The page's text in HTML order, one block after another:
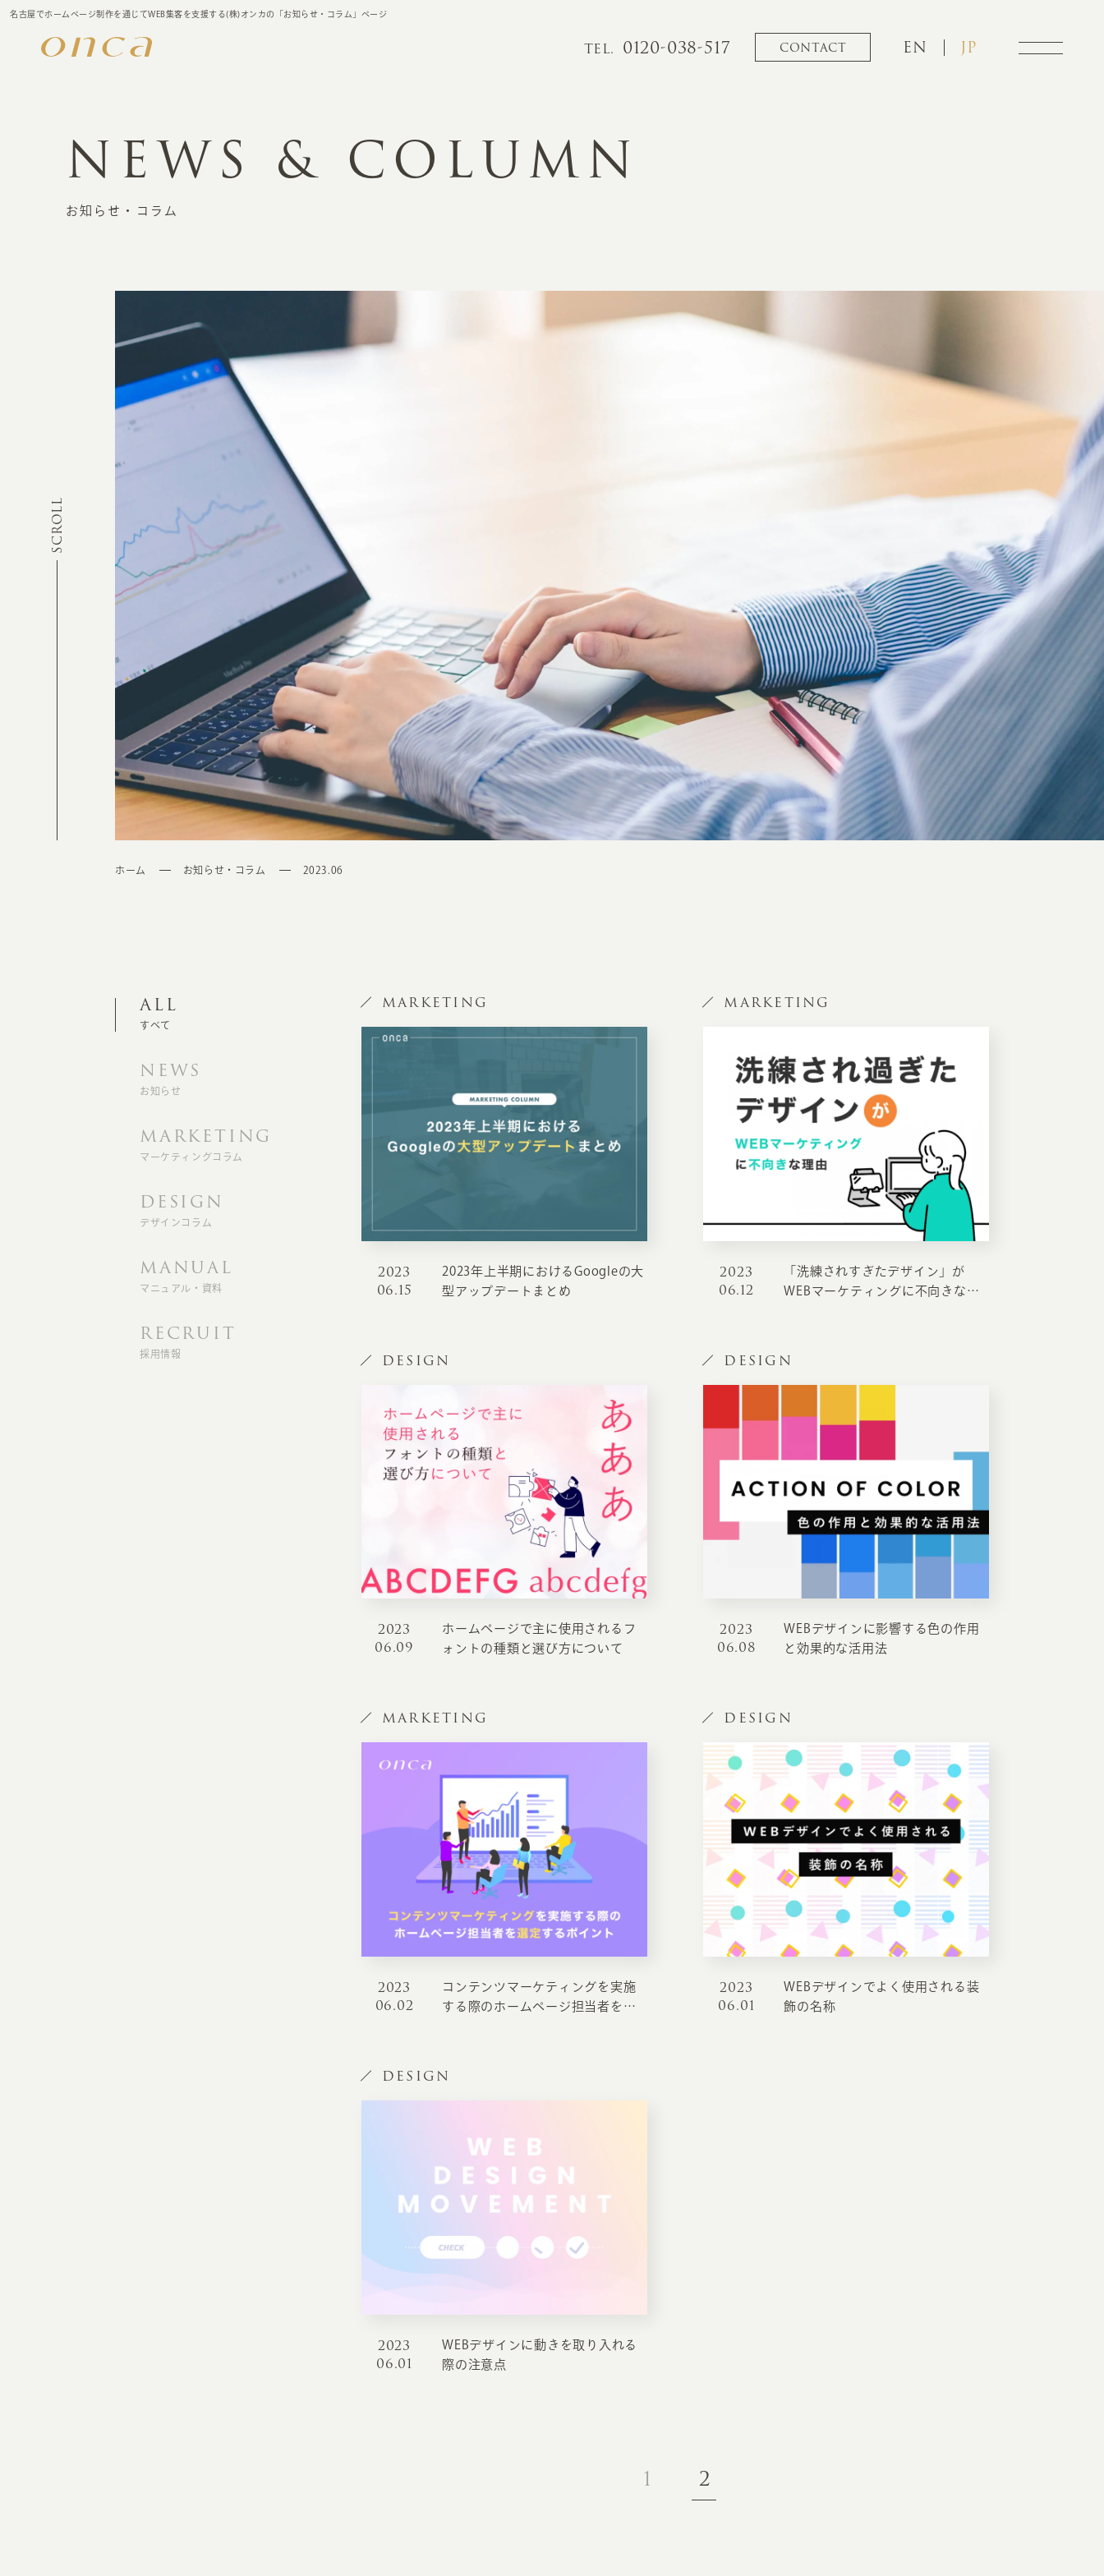
名古屋でホームページ制作を通じてWEB集客を支援する(株)オンカの「お知らせ・コラム」ページ
TEL. 0120-038-517 CONTACT EN JP
INFORMATION
制作実績
ホームページ集客の重要性
ホームページ制作の流れ
お知らせ・コラム
ABOUT
オフィス紹介・会社概要
CREATION
クライアント専属チームによる戦略会議
WEB専門のライターがすべての原稿を執筆
コンバージョン率・UI/UXを高めるデザイン
最新かつ正しい方法のSEO対策
あらゆる閲覧環境を想定したレスポンシブデザイン
MARKETING
ホームページ制作後の運用
ユーザーをファン化する
NEWS & COLUMN
お知らせ・コラム
SCROLL
ホーム お知らせ・コラム 2023.06
ALL
すべて
NEWS
お知らせ
MARKETING
マーケティングコラム
DESIGN
デザインコラム
MANUAL
マニュアル・資料
RECRUIT
採用情報
MARKETING
2023
06.15
2023年上半期におけるGoogleの大
型アップデートまとめ
MARKETING
2023
06.12
「洗練されすぎたデザイン」が
WEBマーケティングに不向きな理
DESIGN
2023
06.09
ホームページで主に使用されるフ
ォントの種類と選び方について
DESIGN
2023
06.08
WEBデザインに影響する色の作用
と効果的な活用法
MARKETING
2023
06.02
コンテンツマーケティングを実施
する際のホームページ担当者を選
DESIGN
2023
06.01
WEBデザインでよく使用される装
飾の名称
DESIGN
2023
06.01
WEBデザインに動きを取り入れる
際の注意点
1 2